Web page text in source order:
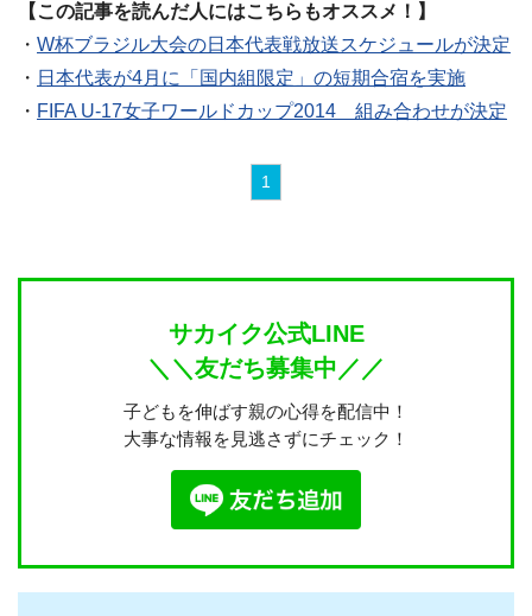
【この記事を読んだ人にはこちらもオススメ！】
・ W杯ブラジル大会の日本代表戦放送スケジュールが決定
・ 日本代表が4月に「国内組限定」の短期合宿を実施
・ FIFA U-17女子ワールドカップ2014 組み合わせが決定
1
サカイク公式LINE
＼＼友だち募集中／／
子どもを伸ばす親の心得を配信中！
大事な情報を見逃さずにチェック！